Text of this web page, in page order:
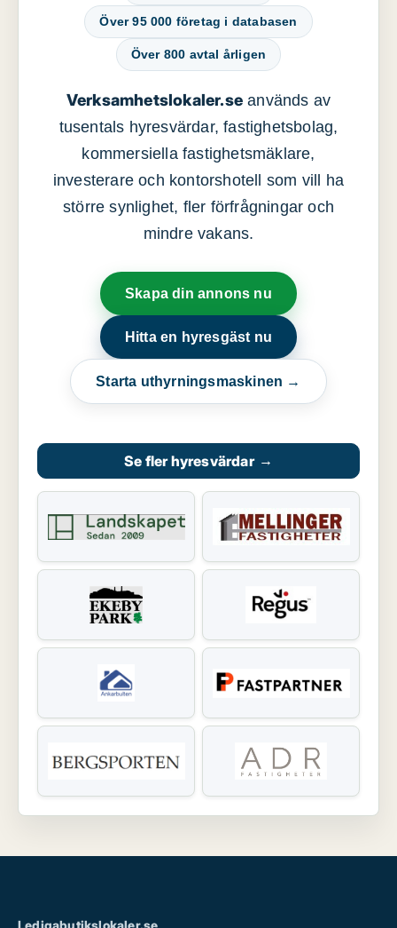
Över 95 000 företag i databasen
Över 800 avtal årligen
Verksamhetslokaler.se används av
tusentals hyresvärdar, fastighetsbolag,
kommersiella fastighetsmäklare,
investerare och kontorshotell som vill ha
större synlighet, fler förfrågningar och
mindre vakans.
Skapa din annons nu
Hitta en hyresgäst nu
Starta uthyrningsmaskinen →
Se fler hyresvärdar →